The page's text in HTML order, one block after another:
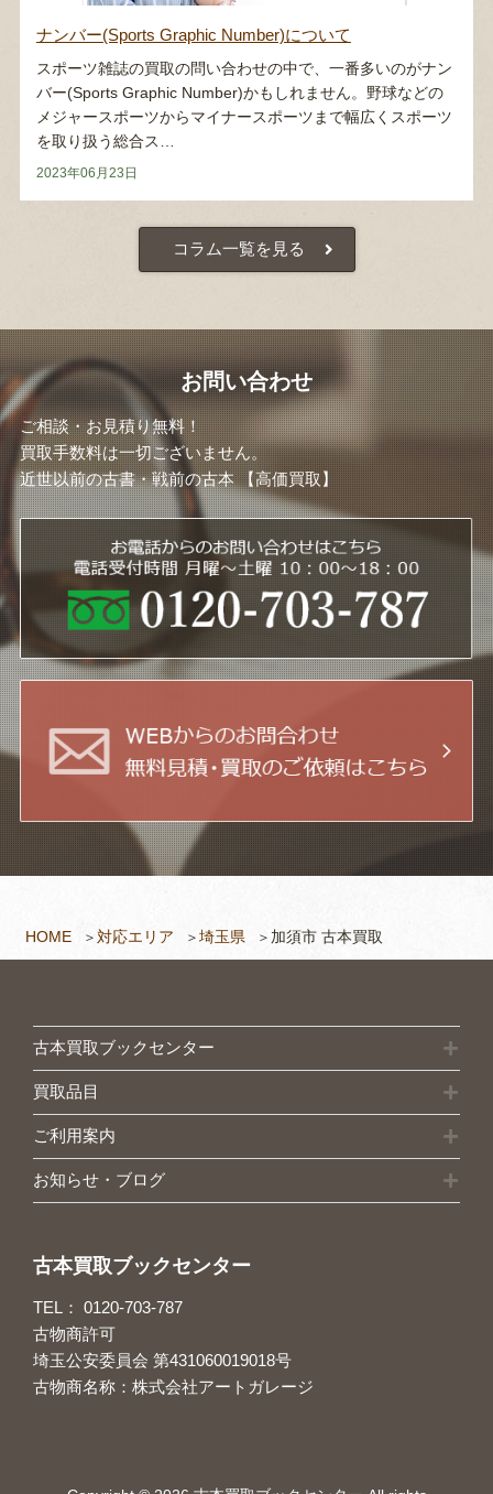
HOME 対応エリア 埼玉県 加須市 古本買取
ナンバー(Sports Graphic Number)について
スポーツ雑誌の買取の問い合わせの中で、一番多いのがナン
バー(Sports Graphic Number)かもしれません。野球などの
メジャースポーツからマイナースポーツまで幅広くスポーツ
を取り扱う総合ス…
2023年06月23日
コラム一覧を見る
お問い合わせ
ご相談・お見積り無料！
買取手数料は一切ございません。
近世以前の古書・戦前の古本 【高価買取】
古本買取ブックセンター
買取品目
ご利用案内
お知らせ・ブログ
古本買取ブックセンター
TEL： 0120-703-787
古物商許可
埼玉公安委員会 第431060019018号
古物商名称：株式会社アートガレージ